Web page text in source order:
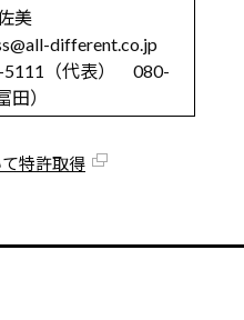
美
different.co.jp
5111（代表） 080-
）
特許取得